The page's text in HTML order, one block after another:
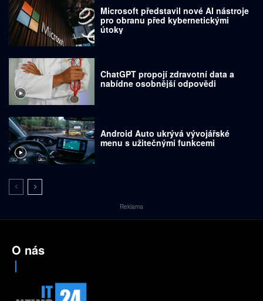
Microsoft představil nové AI nástroje
pro obranu před kybernetickými
útoky
ChatGPT propojí zdravotní data a
nabídne osobnější odpovědi
Android Auto ukrývá vývojářské
menu s užitečnými funkcemi
Reklama
O nás